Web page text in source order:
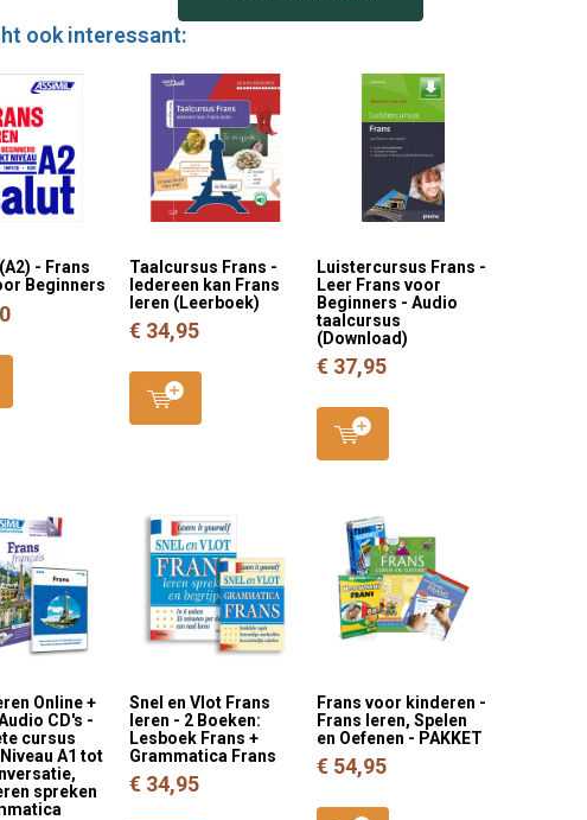
ook interessant:
- Frans
Beginners
Taalcursus Frans -
Iedereen kan Frans
leren (Leerboek)
€ 34,95
Luistercursus Frans -
Leer Frans voor
Beginners - Audio
taalcursus
(Download)
€ 37,95
Online +
CD's -
cursus
A1 tot
spreken
Snel en Vlot Frans
leren - 2 Boeken:
Lesboek Frans +
Grammatica Frans
€ 34,95
Frans voor kinderen -
Frans leren, Spelen
en Oefenen - PAKKET
€ 54,95